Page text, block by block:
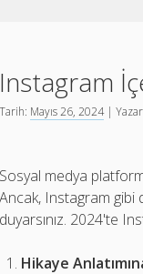
Instagram
Tarih: Mayıs 26, 2024|
Sosyal medya
Ancak, Instagram gibi
duyarsınız. 2024'te
Hikaye